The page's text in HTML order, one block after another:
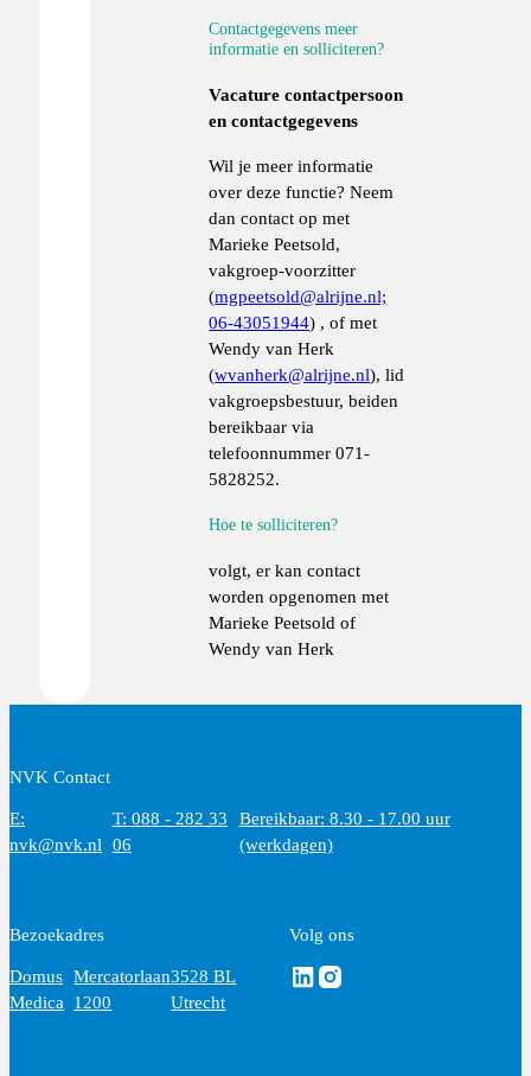
Contactgegevens meer
informatie en solliciteren?
Vacature contactpersoon
en contactgegevens
Wil je meer informatie
over deze functie? Neem
dan contact op met
Marieke Peetsold,
vakgroep-voorzitter
(mgpeetsold@alrijne.nl;
06-43051944) , of met
Wendy van Herk
(wvanherk@alrijne.nl), lid
vakgroepsbestuur, beiden
bereikbaar via
telefoonnummer 071-
5828252.
Hoe te solliciteren?
volgt, er kan contact
worden opgenomen met
Marieke Peetsold of
Wendy van Herk
NVK Contact
E:
nvk@nvk.nl
T: 088 - 282 33
06
Bereikbaar: 8.30 - 17.00 uur
(werkdagen)
Bezoekadres
Domus
Medica
Mercatorlaan
1200
3528 BL
Utrecht
Volg ons
Volg ons via Linkedin
Volg ons via Instagram